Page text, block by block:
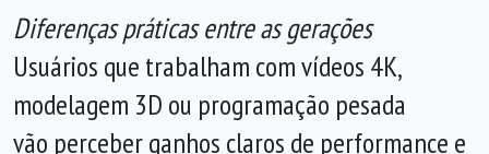
Diferenças práticas entre as gerações
Usuários que trabalham com vídeos 4K,
modelagem 3D ou programação pesada
vão perceber ganhos claros de performance e